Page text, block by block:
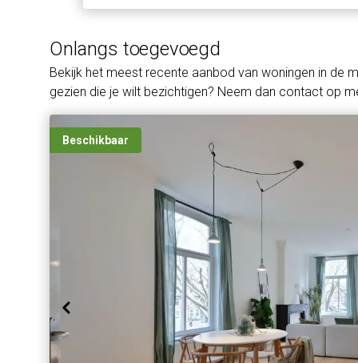
Onlangs toegevoegd
Bekijk het meest recente aanbod van woningen in de
gezien die je wilt bezichtigen? Neem dan contact op
Beschikbaar